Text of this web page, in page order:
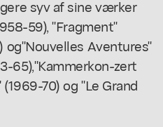
syv af sine værker
59), "Fragment"
og"Nouvelles Aventures"
65),"Kammerkon-zert
70) og "Le Grand